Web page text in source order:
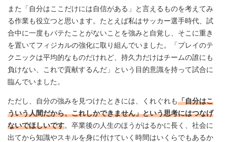
また「自分はここだけには自信がある」と言えるものを考えてみ
る作業も役立つと思います。たとえば私はサッカー選手時代、試
合中に一度もバテたことがないことを強みと自覚し、そこに重き
を置いてフィジカルの強化に取り組んでいました。「プレイのテ
クニックは平均的なものだけれど、持久力だけはチームの誰にも
負けない、これで貢献するんだ」という目的意識を持って試合に
臨んでいました。
ただし、自分の強みを見つけたときには、くれぐれも「自分はこ
ういう人間だから、これしかできません」という思考にはつなげ
ないでほしいです。卒業後の人生のほうがはるかに長く、社会に
出てから知識やスキルを身に付けていく時間はいくらでもあるか